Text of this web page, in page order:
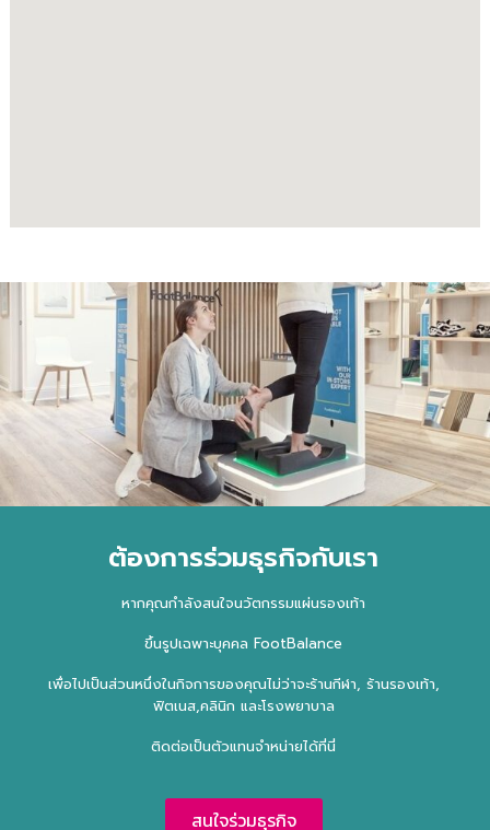
ต้องการร่วมธุรกิจกับเรา
หากคุณกำลังสนใจนวัตกรรมแผ่นรองเท้า
ขึ้นรูปเฉพาะบุคคล FootBalance
เพื่อไปเป็นส่วนหนึ่งในกิจการของคุณไม่ว่าจะร้านกีฬา, ร้านรองเท้า,
ฟิตเนส,คลินิก และโรงพยาบาล
ติดต่อเป็นตัวแทนจำหน่ายได้ที่นี่
สนใจร่วมธุรกิจ